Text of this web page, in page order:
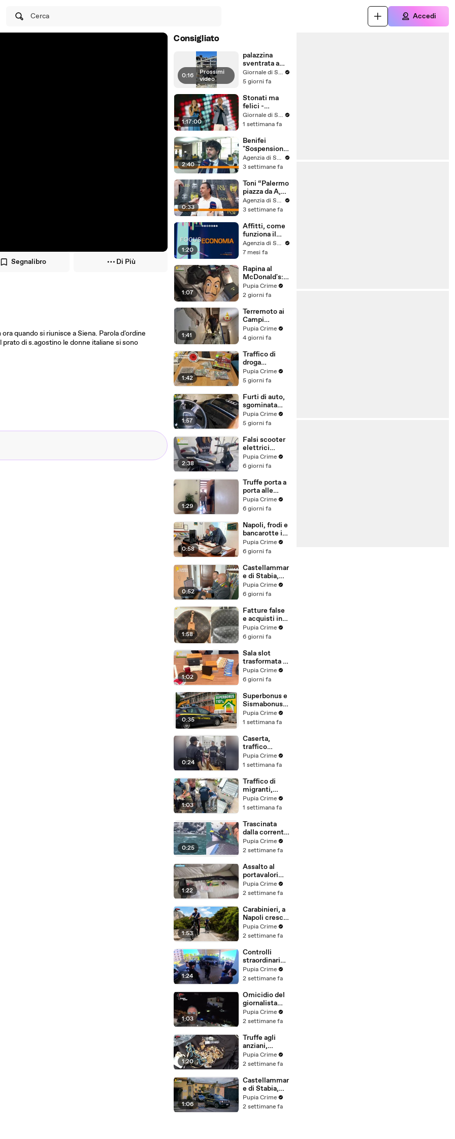
Cerca Accedi
Segnalibro Di Più
quando si riunisce a Siena. Parola d'ordine
di s.agostino le donne italiane si sono
Consigliato
0:16 | Prossimi
video
palazzina
sventrata a
Messina,
nuovo video
Giornale di Sicilia
5 giorni fa
1:17:00
Stonati ma
felici -
Puntata 15Giornale di Sicilia
1 settimana fa
2:40
Benifei
"Sospensione
accordo Ue-
Israele
commerciale,
voto a
maggioranza"
Agenzia di Stampa ITALPRESS
3 settimane fa
0:33
Toni “Palermo
piazza da A,
può essere
l'anno buono”
Agenzia di Stampa ITALPRESS
3 settimane fa
1:20
Affitti, come
funziona il
canone
concordato
Agenzia di Stampa ITALPRESS
7 mesi fa
1:07
Rapina al
McDonald's:
cinque arresti,
due indagati
spaccio di
droga
(03.08.26)
Pupia Crime
2 giorni fa
1:41
Terremoto ai
Campi
Flegrei: 250
sfollati e 21
residenti
chiedono
certezze sul
futuro
(01.08.26)
Pupia Crime
4 giorni fa
1:42
Traffico di
droga
"ispirato" da
serie tv e trap:
(31.07.26)
Pupia Crime
5 giorni fa
1:57
Furti di auto,
sgominata
banda
specializzata:
(31.07.26)
Pupia Crime
5 giorni fa
2:38
Falsi scooter
elettrici
venduti come
e-bike:
5 milioni
(30.07.26)
Pupia Crime
6 giorni fa
1:29
Truffe porta a
porta alle
anziane: in 6 a
processo,
vittime in
tutta Italia
(30.07.26)
Pupia Crime
6 giorni fa
0:58
Napoli, frodi e
bancarotte in
commercio
vini:
7,8 milioni
(30.07.26)
Pupia Crime
6 giorni fa
0:52
Castellammar
e di Stabia,
evasione
fiscale:
beni per 1,6
milioni ad un
consorzio
navale
(29.07.26)
Pupia Crime
6 giorni fa
1:58
Fatture false
e acquisti in
nero, blitz
contro rete di
cinesi
sequestri per
8,5 milioni
(29.07.26)
Pupia Crime
6 giorni fa
1:02
Sala slot
trasformata in
"bancomat":
sequestrati
220mila euro
a due coniugi
(29.07.26)
Pupia Crime
6 giorni fa
0:35
Superbonus e
Sismabonus,
sequestrati
beni per 1,4
scoperto
sistema con
false
abitazioni
(29.07.26)
Pupia Crime
1 settimana fa
0:24
Caserta,
traffico
internazionale
di cocaina:
latitante
nigeriano
ricercato dal
2019
(28.07.26)
Pupia Crime
1 settimana fa
1:03
Traffico di
migranti,
smantellata
rete tra
altre 9
province: 18
arresti
(27.07.26)
Pupia Crime
1 settimana fa
0:25
Trascinata
dalla corrente
per 3
chilometri su
materassino:
salvata dalla
Polizia
(25.07.26)
Pupia Crime
2 settimane fa
1:22
Assalto al
portavalori
con 30 chili
d'oro sventato
arresti
(25.07.26)
Pupia Crime
2 settimane fa
1:53
Carabinieri, a
Napoli cresce
la "flotta
green": nuove
elettriche e
mezzi
sostenibili
anche sulle
isole
(25.07.26)
Pupia Crime
2 settimane fa
1:24
Controlli
straordinari
della Polizia a
Milano e
arresti, 29
denunce e
oltre 7mila
persone
identificate
(25.07.26)
Pupia Crime
2 settimane fa
1:03
Omicidio del
giornalista
Luca
Esposito:
killer, è un
26enne
tunisino
(25.07.26)
Pupia Crime
2 settimane fa
1:20
Truffe agli
anziani,
arrestato il
telefonista
colpi anche ad
Aversa, oltre
300mila euro
il bottino
stimato
Pupia Crime
2 settimane fa
1:06
Castellammar
e di Stabia,
l'ombra del
clan
Pupia Crime
2 settimane fa